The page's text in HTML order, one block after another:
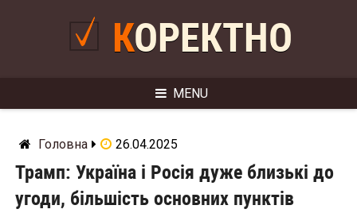
КОРЕКТНО
MENU
Головна 26.04.2025
Трамп: Україна і Росія дуже близькі до
угоди, більшість основних пунктів